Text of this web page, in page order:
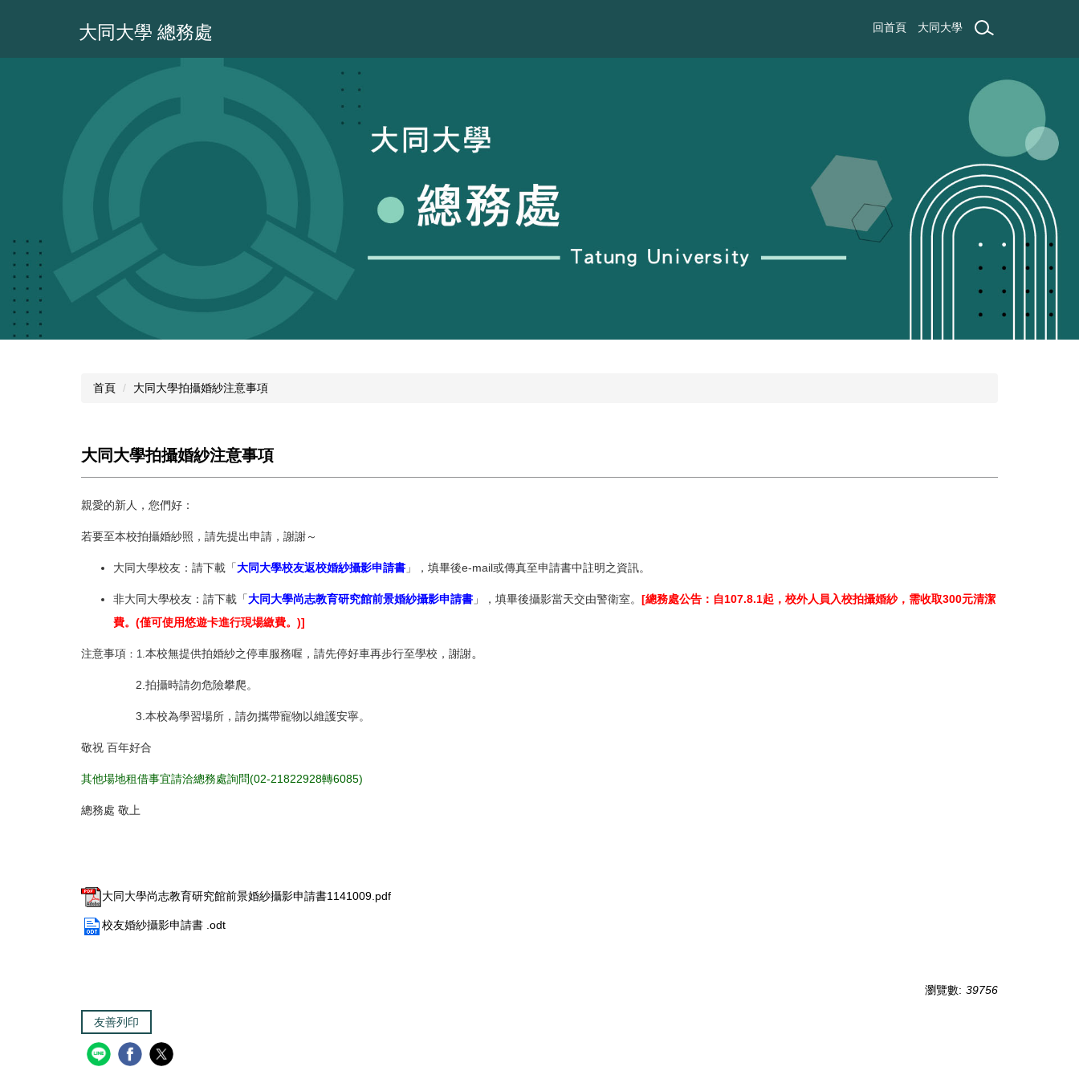
大同大學 總務處 回首頁 大同大學
首頁 大同大學拍攝婚紗注意事項
大同大學拍攝婚紗注意事項
親愛的新人，您們好：
若要至本校拍攝婚紗照，請先提出申請，謝謝～
大同大學校友：請下載「大同大學校友返校婚紗攝影申請書 」，填畢後e-mail或傳真至申請書中註明之資訊。
非大同大學校友：請下載「大同大學尚志教育研究館前景婚紗攝影申請書 」，填畢後攝影當天交由警衛室。 [總務處公告：自107.8.1起，校外人員入校拍攝婚紗，需收取300元清潔
費。(僅可使用悠遊卡進行現場繳費。)]
注意事項 ：1. 本校無提供拍婚紗之停車服務喔 ，請先停好車再步行至學校 ，謝謝。
2.拍攝時請勿危險攀爬。
3.本校為學習場所，請勿攜帶寵物以維護安寧。
敬祝 百年好合
其他場地租借事宜請洽總務處詢問(02-21822928轉6085)
總務處 敬上
大同大學尚志教育研究館前景婚紗攝影申請書1141009.pdf
校友婚紗攝影申請書 .odt
瀏覽數: 39756
友善列印